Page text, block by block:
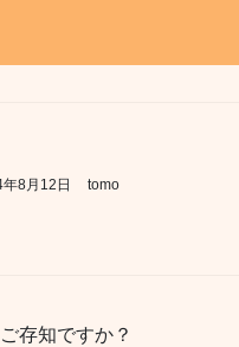
8月12日 tomo
存知ですか？